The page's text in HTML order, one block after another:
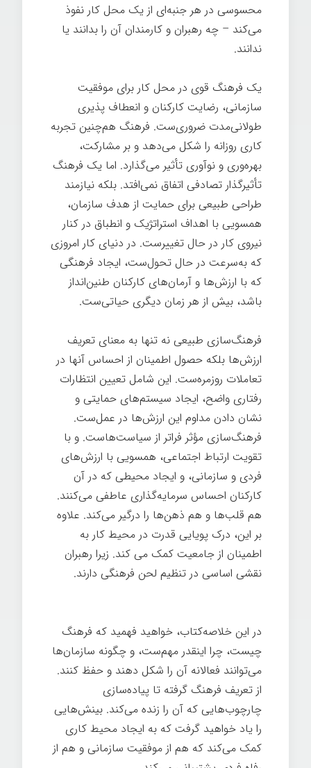
محسوسی در هر جنبه‌ای از یک محل کار نفوذ
می‌کند – چه رهبران و کارمندان آن را بدانند یا
ندانند.
یک فرهنگ قوی در محل کار برای موفقیت
سازمانی، رضایت کارکنان و انعطاف پذیری
طولانی‌مدت ضروری‌ست. فرهنگ هم‌چنین تجربه
کاری روزانه را شکل می‌دهد و بر مشارکت،
بهره‌وری و نوآوری تأثیر می‌گذارد. اما یک فرهنگ
تأثیرگذار تصادفی اتفاق نمی‌افتد. بلکه نیازمند
طراحی طبیعی برای حمایت از هدف سازمان،
همسویی با اهداف استراتژیک و انطباق در کنار
نیروی کار در حال تغییرست. در دنیای کار امروزی
که به‌سرعت در حال تحول‌ست، ایجاد فرهنگی
که با ارزش‌ها و آرمان‌های کارکنان طنین‌انداز
باشد، بیش از هر زمان دیگری حیاتی‌ست.
فرهنگ‌سازی طبیعی نه تنها به معنای تعریف
ارزش‌ها بلکه حصول اطمینان از احساس آنها در
تعاملات روزمره‌ست. این شامل تعیین انتظارات
رفتاری واضح، ایجاد سیستم‌های حمایتی و
نشان دادن مداوم این ارزش‌ها در عمل‌ست.
فرهنگ‌سازی مؤثر فراتر از سیاست‌هاست. و با
تقویت ارتباط اجتماعی، همسویی با ارزش‌های
فردی و سازمانی، و ایجاد محیطی که در آن
کارکنان احساس سرمایه‌گذاری عاطفی می‌کنند.
هم قلب‌ها و هم ذهن‌ها را درگیر می‌کند. علاوه
بر این، درک پویایی قدرت در محیط کار به
اطمینان از جامعیت کمک می کند. زیرا رهبران
نقشی اساسی در تنظیم لحن فرهنگی دارند.
در این خلاصه‌کتاب، خواهید فهمید که فرهنگ
چیست، چرا اینقدر مهم‌ست، و چگونه سازمان‌ها
می‌توانند فعالانه آن را شکل دهند و حفظ کنند.
از تعریف فرهنگ گرفته تا پیاده‌سازی
چارچوب‌هایی که آن را زنده می‌کند. بینش‌هایی
را یاد خواهید گرفت که به ایجاد محیط کاری
کمک می‌کند که هم از موفقیت سازمانی و هم از